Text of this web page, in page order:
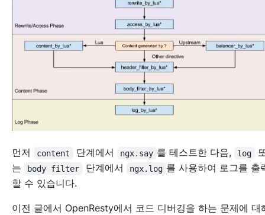
먼저 content 단계에서 ngx.say 를 테스트한 다음, log
는
body filter 단계에서 ngx.log 를 사용하여 로그를 출
할 수 있습니다.
이전 글에서 OpenResty에서 코드 디버깅을 하는 문제에 대